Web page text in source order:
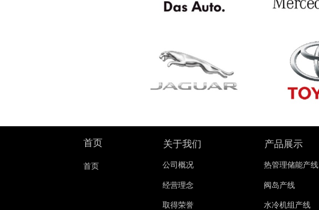
首页 关于我们 产品展示
热管理储能产线
阀岛产线
水冷机组产线
公司概况
经营理念
取得荣誉
首页